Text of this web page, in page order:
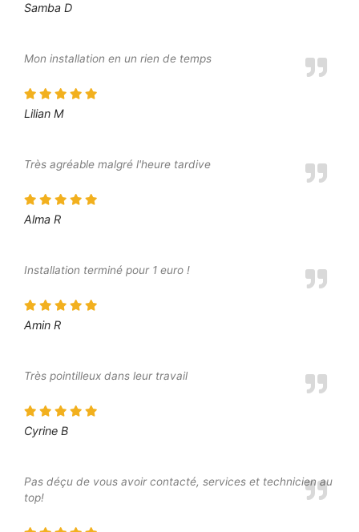
Samba D
Mon installation en un rien de temps
Lilian M
Très agréable malgré l'heure tardive
Alma R
Installation terminé pour 1 euro !
Amin R
Très pointilleux dans leur travail
Cyrine B
Pas déçu de vous avoir contacté, services et technicien au
top!